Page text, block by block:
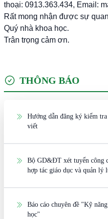
thoại: 0913.363.434, Email:
Rất mong nhận được sự
Quý nhà khoa học.
Trân trọng cảm ơn.
THÔNG BÁO
Hướng dẫn đăng ký kiểm
viết
Bộ GD&ĐT xét tuyển công
hợp tác giáo dục và quản lý
Báo cáo chuyên đề "Kỹ
học"